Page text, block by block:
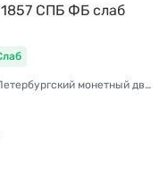
СПБ ФБ слаб
Монетный двор: Санкт-Петербургский монетный двор